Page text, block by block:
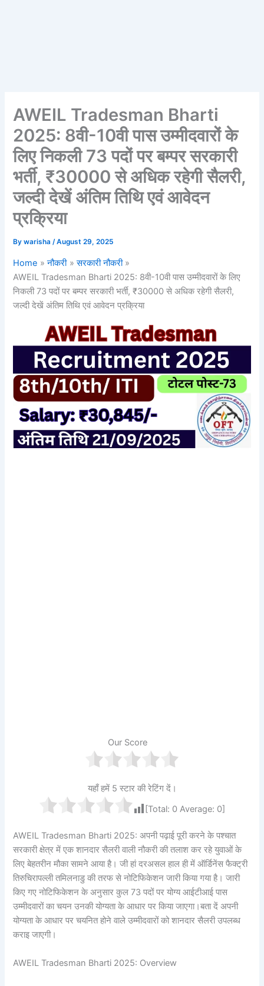
AWEIL Tradesman Bharti
2025: 8वी-10वी पास उम्मीदवारों के
लिए निकली 73 पदों पर बम्पर सरकारी
भर्ती, ₹30000 से अधिक रहेगी सैलरी,
जल्दी देखें अंतिम तिथि एवं आवेदन
प्रक्रिया
Bywarisha/August 29, 2025
Home नौकरी
सरकारी नौकरी
AWEIL Tradesman Bharti 2025: 8वी-10वी पास उम्मीदवारों के लिए
निकली 73 पदों पर बम्पर सरकारी भर्ती, ₹30000 से अधिक रहेगी सैलरी,
जल्दी देखें अंतिम तिथि एवं आवेदन प्रक्रिया
Our Score
यहाँ हमें 5 स्टार की रेटिंग दें।
[Total: 0 Average: 0]
AWEIL Tradesman Bharti 2025: अपनी पढ़ाई पूरी करने के पश्चात
सरकारी क्षेत्र में एक शानदार सैलरी वाली नौकरी की तलाश कर रहे युवाओं के
लिए बेहतरीन मौका सामने आया है। जी हां दरअसल हाल ही में ऑर्डिनेंस फैक्ट्री
तिरुचिरापल्ली तमिलनाडु की तरफ से नोटिफिकेशन जारी किया गया है। जारी
किए गए नोटिफिकेशन के अनुसार कुल 73 पदों पर योग्य आईटीआई पास
उम्मीदवारों का चयन उनकी योग्यता के आधार पर किया जाएगा।बता दें अपनी
योग्यता के आधार पर चयनित होने वाले उम्मीदवारों को शानदार सैलरी उपलब्ध
कराइ जाएगी।
AWEIL Tradesman Bharti 2025: Overview